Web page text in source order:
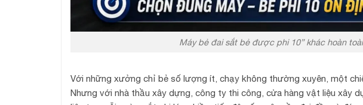
Máy bẻ đai sắt bẻ được phi 10” khác hoàn
Với những xưởng chỉ bẻ số lượng ít, chạy không thường xuyên, một
Nhưng với nhà thầu xây dựng, công ty thi công, cửa hàng vật liệu xây